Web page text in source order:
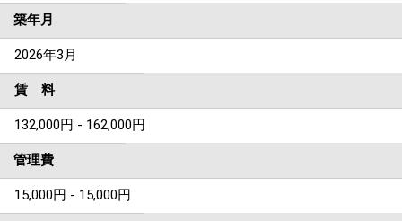
築年月
2026年3月
賃 料
132,000円 - 162,000円
管理費
15,000円 - 15,000円